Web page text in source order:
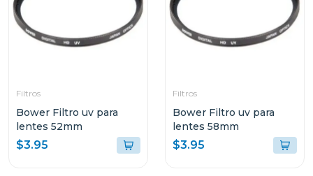
Filtros
Bower Filtro uv para
lentes 52mm
$3.95
Filtros
Bower Filtro uv para
lentes 58mm
$3.95